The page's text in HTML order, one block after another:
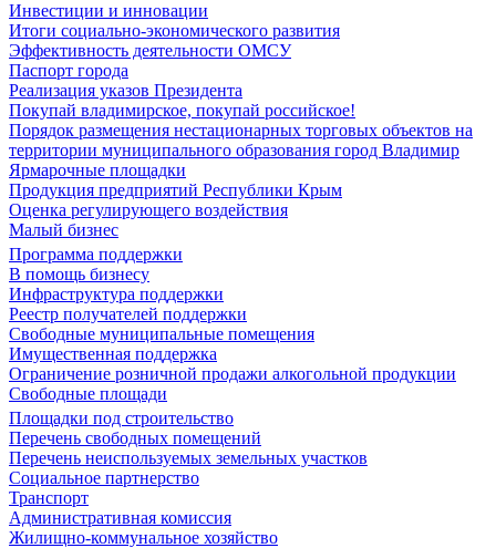
Инвестиции и инновации
Итоги социально-экономического развития
Эффективность деятельности ОМСУ
Паспорт города
Реализация указов Президента
Покупай владимирское, покупай российское!
Порядок размещения нестационарных торговых объектов на
территории муниципального образования город Владимир
Ярмарочные площадки
Продукция предприятий Республики Крым
Оценка регулирующего воздействия
Малый бизнес
Программа поддержки
В помощь бизнесу
Инфраструктура поддержки
Реестр получателей поддержки
Свободные муниципальные помещения
Имущественная поддержка
Ограничение розничной продажи алкогольной продукции
Свободные площади
Площадки под строительство
Перечень свободных помещений
Перечень неиспользуемых земельных участков
Социальное партнерство
Транспорт
Административная комиссия
Жилищно-коммунальное хозяйство